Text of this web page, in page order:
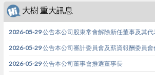
大樹 重大訊息
2026-05-29 公告本公司股東常會解除新任董事及其代
2026-05-29 公告本公司審計委員會及薪資報酬委員會
2026-05-29 公告本公司董事會推選董事長